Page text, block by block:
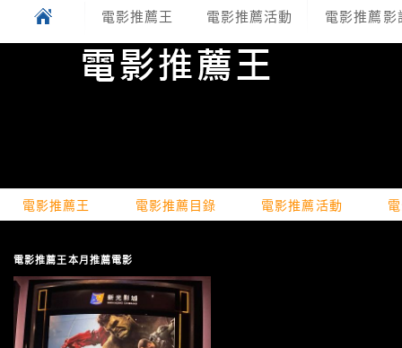
電影推薦王 電影推薦活動 電影推薦影
電影推薦王 電影推薦目錄 電影推薦活動
電影推薦王本月推薦電影